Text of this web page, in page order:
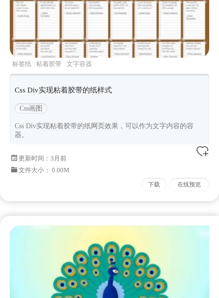
标签纸 粘着胶带 文字容器
Css Div实现粘着胶带的纸样式
Css画图
Css Div实现粘着胶带的纸网页效果，可以作为文字内容的容
器。
更新时间： 3月前
文件大小： 0.00M
下载 在线预览